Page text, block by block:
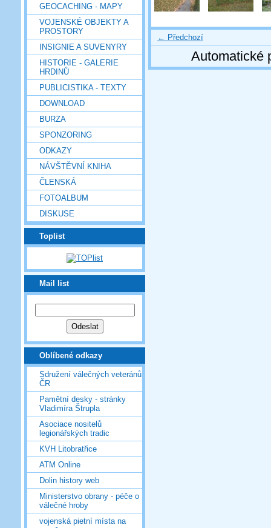
GEOCACHING - MAPY
VOJENSKÉ OBJEKTY A
PROSTORY
INSIGNIE A SUVENYRY
HISTORIE - GALERIE
HRDINŮ
PUBLICISTIKA - TEXTY
DOWNLOAD
BURZA
SPONZORING
ODKAZY
NÁVŠTĚVNÍ KNIHA
ČLENSKÁ
FOTOALBUM
DISKUSE
Toplist
Mail list
Oblíbené odkazy
Sdružení válečných veteránů
ČR
Pamětní desky - stránky
Vladimíra Štrupla
Asociace nositelů
legionářských tradic
KVH Litobratřice
ATM Online
Dolin history web
Ministerstvo obrany - péče o
válečné hroby
vojenská pietní místa na
← Předchozí
Automatické